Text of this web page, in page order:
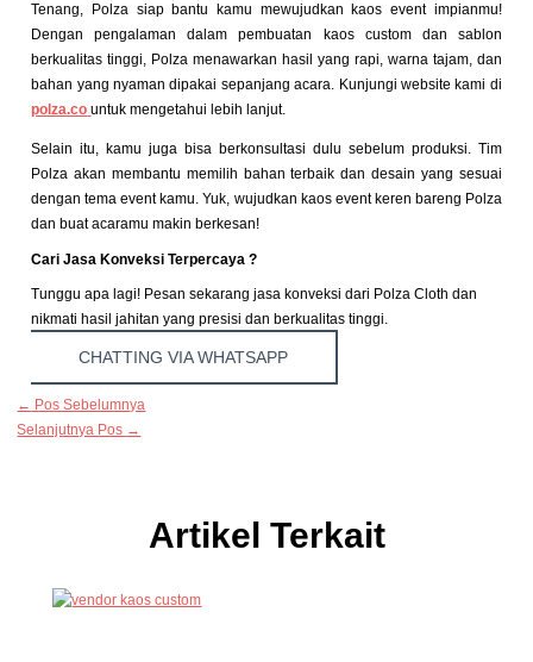
Tenang, Polza siap bantu kamu mewujudkan kaos event impianmu!
Dengan pengalaman dalam pembuatan kaos custom dan sablon
berkualitas tinggi, Polza menawarkan hasil yang rapi, warna tajam, dan
bahan yang nyaman dipakai sepanjang acara. Kunjungi website kami di
polza.co untuk mengetahui lebih lanjut.
Selain itu, kamu juga bisa berkonsultasi dulu sebelum produksi. Tim
Polza akan membantu memilih bahan terbaik dan desain yang sesuai
dengan tema event kamu. Yuk, wujudkan kaos event keren bareng Polza
dan buat acaramu makin berkesan!
Cari Jasa Konveksi Terpercaya ?
Tunggu apa lagi! Pesan sekarang jasa konveksi dari Polza Cloth dan
nikmati hasil jahitan yang presisi dan berkualitas tinggi.
CHATTING VIA WHATSAPP
← Pos Sebelumnya
Selanjutnya Pos →
Artikel Terkait